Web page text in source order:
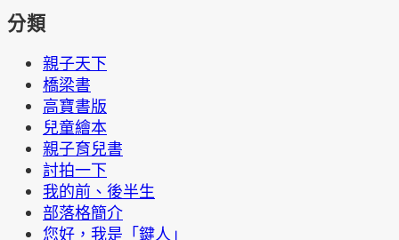
分類
親子天下
橋梁書
高寶書版
兒童繪本
親子育兒書
討拍一下
我的前、後半生
部落格簡介
您好，我是「鍵人」